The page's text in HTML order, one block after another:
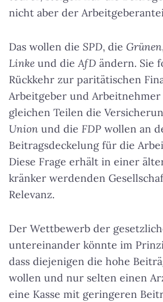
nicht aber der
Das wollen die SPD, die Grünen
Linke und dieAfD ändern. Sie
Rückkehr zur paritätischen
Arbeitgeber und Arbeitnehmer
gleichen Teilen die
Union und die FDP wollen an
Beitragsdeckelung für die
Diese Frage erhält in einer
kränker werdenden
Relevanz.
Der Wettbewerb der
untereinander könnte im
dass diejenigen die hohe
wollen und nur selten einen
eine Kasse mit geringeren